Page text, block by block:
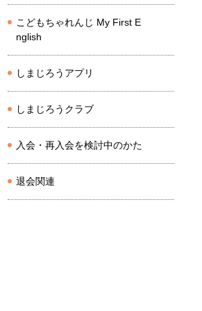
こどもちゃれんじ My First E
nglish
しまじろうアプリ
しまじろうクラブ
入会・再入会を検討中のかた
退会関連